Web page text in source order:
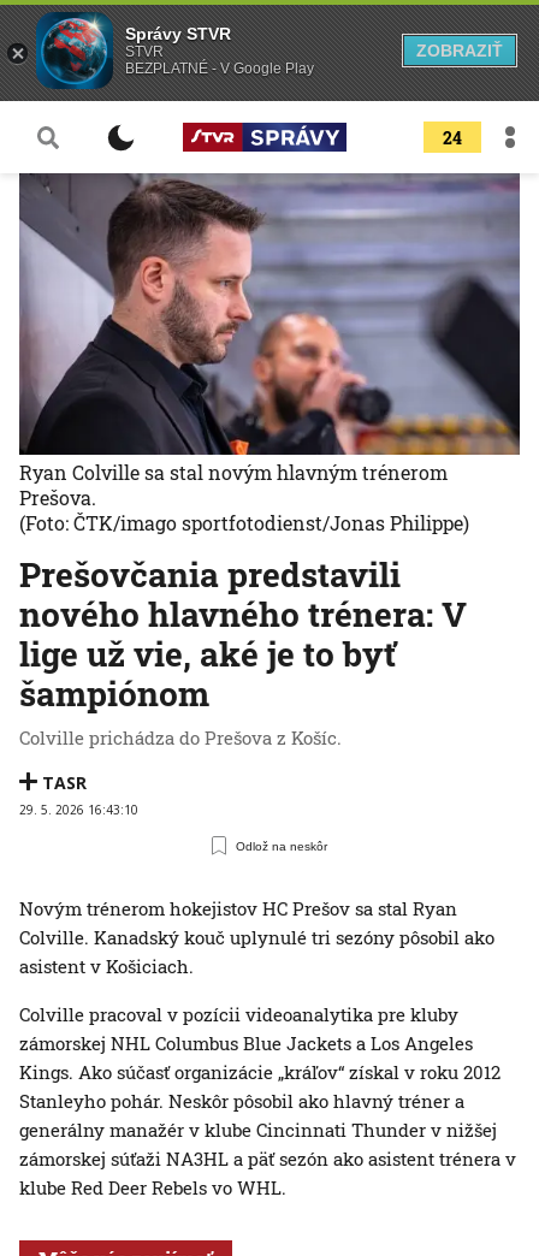
24
Prešovčania predstavili
nového hlavného trénera: V
lige už vie, aké je to byť
šampiónom
Colville prichádza do Prešova z Košíc.
TASR
29. 5. 2026 16:43:10
Odlož na neskôr
Ryan Colville sa stal novým hlavným trénerom
Prešova.
(Foto: ČTK/imago sportfotodienst/Jonas Philippe)
Novým trénerom hokejistov HC Prešov sa stal Ryan
Colville. Kanadský kouč uplynulé tri sezóny pôsobil ako
asistent v Košiciach.
Colville pracoval v pozícii videoanalytika pre kluby
zámorskej NHL Columbus Blue Jackets a Los Angeles
Kings. Ako súčasť organizácie „kráľov“ získal v roku 2012
Stanleyho pohár. Neskôr pôsobil ako hlavný tréner a
generálny manažér v klube Cincinnati Thunder v nižšej
zámorskej súťaži NA3HL a päť sezón ako asistent trénera v
klube Red Deer Rebels vo WHL.
Správy STVR
STVR
BEZPLATNÉ - V Google Play
ZOBRAZIŤ